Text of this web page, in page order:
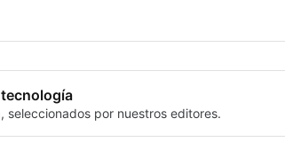
por nuestros editores.